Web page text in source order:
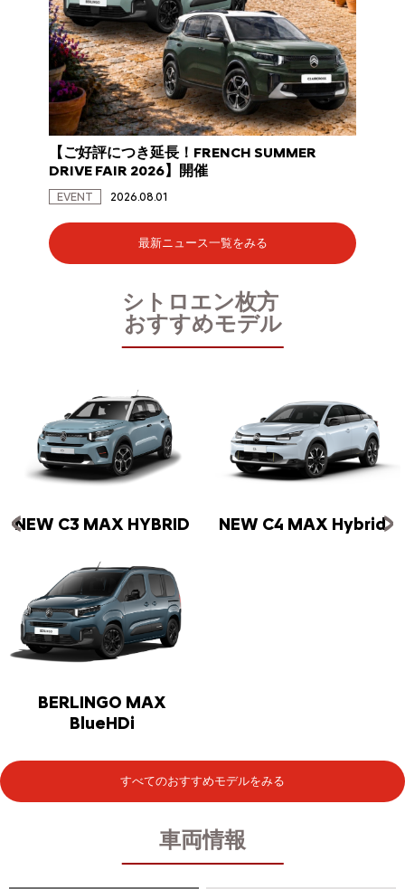
【ご好評につき延長！FRENCH SUMMER
DRIVE FAIR 2026】開催
EVENT 2026.08.01
最新ニュース一覧をみる
シトロエン枚方
おすすめモデル
NEW C3 MAX HYBRID NEW C4 MAX Hybrid
BERLINGO MAX
BlueHDi
すべてのおすすめモデルをみる
車両情報